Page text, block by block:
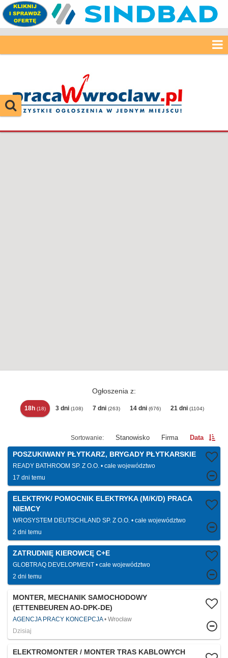
Ogłoszenia z:
18h (18) 3 dni (108) 7 dni (263) 14 dni (676) 21 dni (1104)
Stanowisko Firma Data
POSZUKIWANY PŁYTKARZ, BRYGADY PŁYTKARSKIE
READY BATHROOM SP. Z O.O.
całe województwo
17 dni temu
ELEKTRYK/ POMOCNIK ELEKTRYKA (M/K/D) PRACA
NIEMCY
WROSYSTEM DEUTSCHLAND SP. Z O.O.
całe województwo
2 dni temu
ZATRUDNIĘ KIEROWCĘ C+E
GLOBTRAQ DEVELOPMENT
całe województwo
2 dni temu
MONTER, MECHANIK SAMOCHODOWY
(ETTENBEUREN AO-DPK-DE)
AGENCJA PRACY KONCEPCJA
Wrocław
Dzisiaj
ELEKTROMONTER / MONTER TRAS KABLOWYCH